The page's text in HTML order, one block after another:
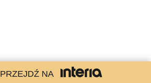
PRZEJDŹ NA